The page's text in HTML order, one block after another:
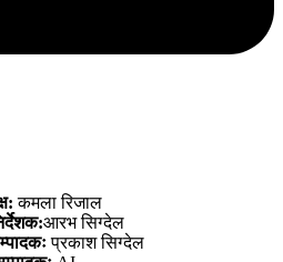
कमला रिजाल
आरभ सिग्देल
प्रकाश सिग्देल